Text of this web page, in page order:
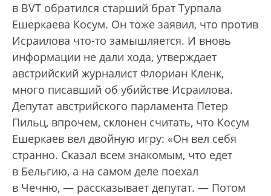
в BVT обратился старший брат Турпала
Ешеркаева Косум. Он тоже заявил, что против
Исраилова что-то замышляется. И вновь
информации не дали хода, утверждает
австрийский журналист Флориан Кленк,
много писавший об убийстве Исраилова.
Депутат австрийского парламента Петер
Пильц, впрочем, склонен считать, что Косум
Ешеркаев вел двойную игру: «Он вел себя
странно. Сказал всем знакомым, что едет
в Бельгию, а на самом деле поехал
в Чечню, — рассказывает депутат. — Потом